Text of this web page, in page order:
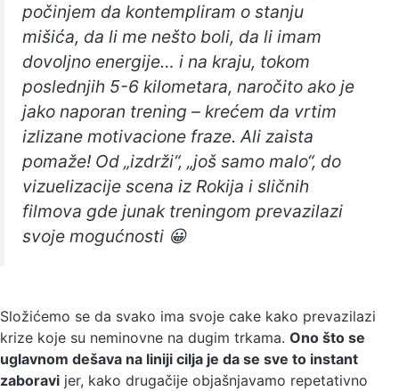
počinjem da kontempliram o stanju
mišića, da li me nešto boli, da li imam
dovoljno energije… i na kraju, tokom
poslednjih 5-6 kilometara, naročito ako je
jako naporan trening – krećem da vrtim
izlizane motivacione fraze. Ali zaista
pomaže! Od „izdrži“, „još samo malo“, do
vizuelizacije scena iz Rokija i sličnih
filmova gde junak treningom prevazilazi
svoje mogućnosti 😀
Složićemo se da svako ima svoje cake kako prevazilazi
krize koje su neminovne na dugim trkama. Ono što se
uglavnom dešava na liniji cilja je da se sve to instant
zaboravi jer, kako drugačije objašnjavamo repetativno